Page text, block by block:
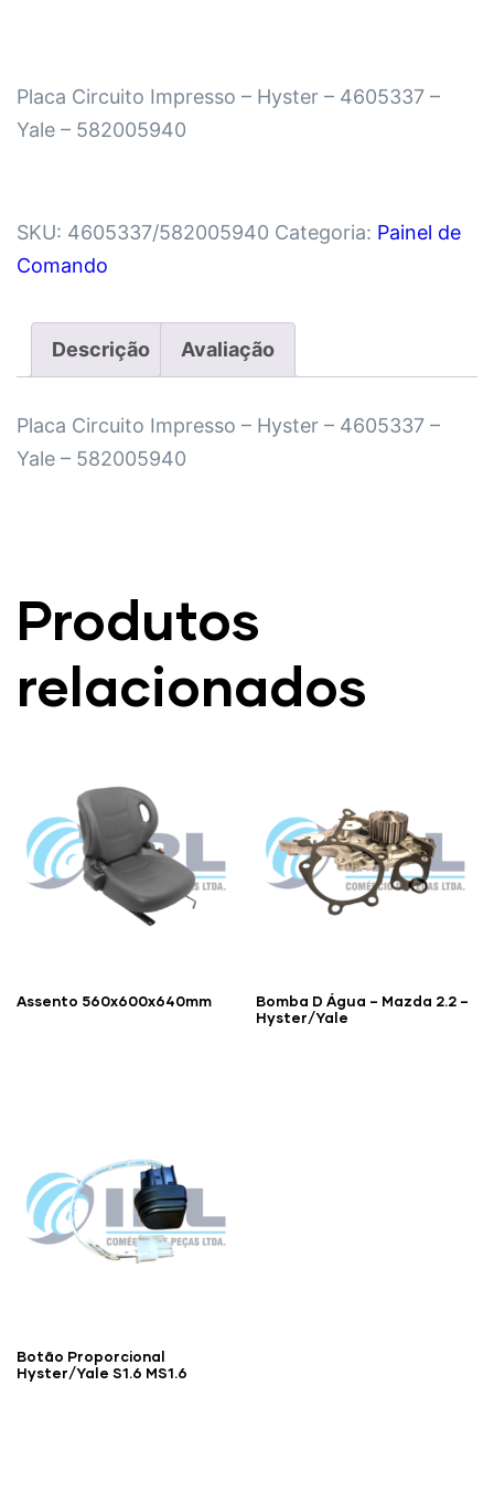
Placa Circuito Impresso – Hyster – 4605337 –
Yale – 582005940
SKU: 4605337/582005940 Categoria: Painel de
Comando
Descrição Avaliação
Placa Circuito Impresso – Hyster – 4605337 –
Yale – 582005940
Produtos
relacionados
Assento 560x600x640mm
Bomba D Água – Mazda 2.2 –
Hyster/Yale
Botão Proporcional
Hyster/Yale S1.6 MS1.6